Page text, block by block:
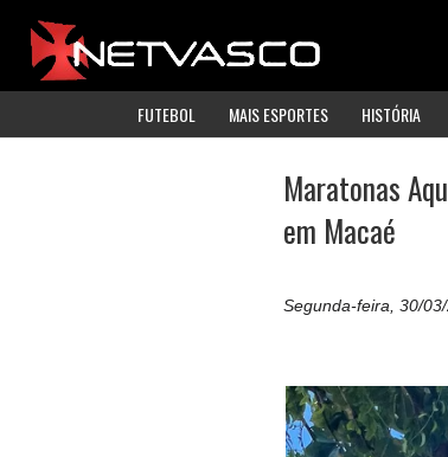
FUTEBOL MAIS ESPORTES HISTÓRIA
Maratonas
em Macaé
Segunda-feira, 30/